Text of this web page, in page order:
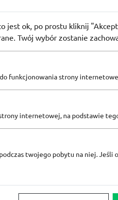
z kodem rabatowym w
Zobacz inne
LANCÔME
jest ok, po prostu kliknij
Twój wybór zostanie
funkcjonowania strony
internetowej, na podstawie
twojego pobytu na niej. Jeśli